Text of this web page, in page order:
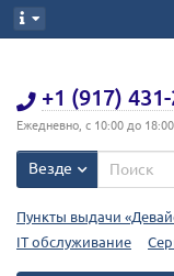
+1 (917)
Ежедневно, с 10:00 до 18:00
Везде
Пункты выдачи
IT обслуживание